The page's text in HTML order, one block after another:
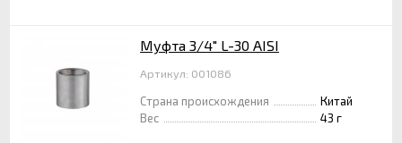
Муфта 3/4" L-30 AISI
Артикул: 001086
Страна происхождения
Китай
Вес
43 г